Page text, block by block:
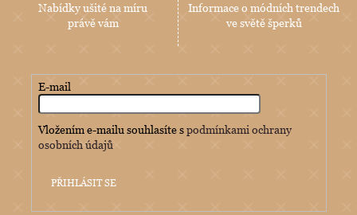
Nabídky ušité na míru
právě vám
Informace o módních trendech
ve světě šperků
E-mail
Vložením e-mailu souhlasíte spodmínkami ochrany
osobních údajů
PŘIHLÁSIT SE